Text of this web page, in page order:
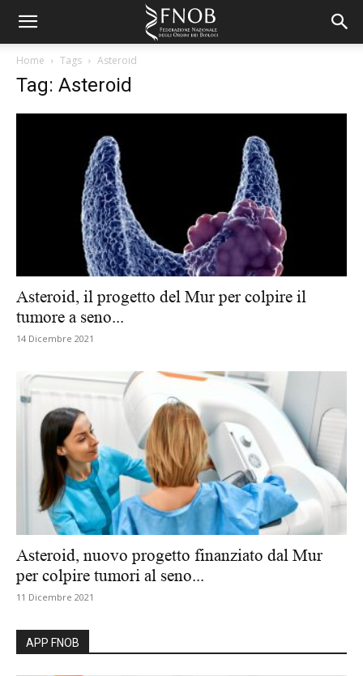
Home Tags Asteroid
Tag: Asteroid
Asteroid, il progetto del Mur per colpire il
tumore a seno...
14 Dicembre 2021
Asteroid, nuovo progetto finanziato dal Mur
per colpire tumori al seno...
11 Dicembre 2021
APP FNOB